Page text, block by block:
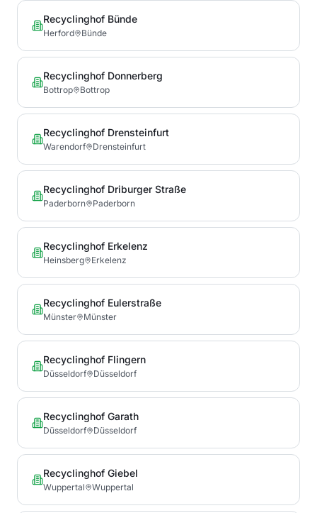
Recyclinghof Bünde
Herford Bünde
Recyclinghof Donnerberg
Bottrop Bottrop
Recyclinghof Drensteinfurt
Warendorf Drensteinfurt
Recyclinghof Driburger Straße
Paderborn Paderborn
Recyclinghof Erkelenz
Heinsberg Erkelenz
Recyclinghof Eulerstraße
Münster Münster
Recyclinghof Flingern
Düsseldorf Düsseldorf
Recyclinghof Garath
Düsseldorf Düsseldorf
Recyclinghof Giebel
Wuppertal Wuppertal